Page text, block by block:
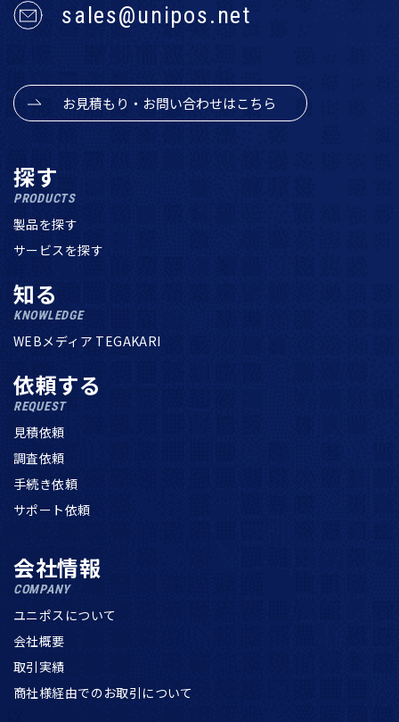
sales@unipos.net
お見積もり・お問い合わせはこちら
探す
PRODUCTS
製品を探す
サービスを探す
知る
KNOWLEDGE
WEBメディア TEGAKARI
依頼する
REQUEST
見積依頼
調査依頼
手続き依頼
サポート依頼
会社情報
COMPANY
ユニポスについて
会社概要
取引実績
商社様経由でのお取引について